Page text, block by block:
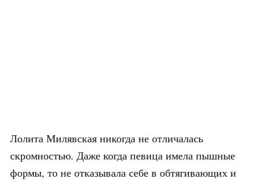
Лолита Милявская никогда не отличалась
скромностью. Даже когда певица имела пышные
формы, то не отказывала себе в обтягивающих и